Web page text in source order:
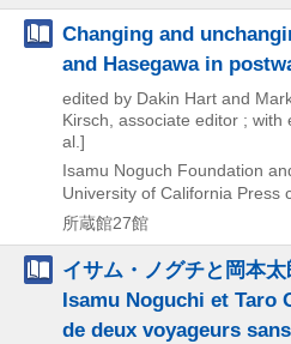
Changing and
and Hasegawa in
edited by Dakin Hart and
Kirsch, associate editor ;
al.]
Isamu Noguch Foundation
University of California Press
所蔵館27館
イサム・ノグチと岡本
Isamu Noguchi et Taro
de deux voyageurs